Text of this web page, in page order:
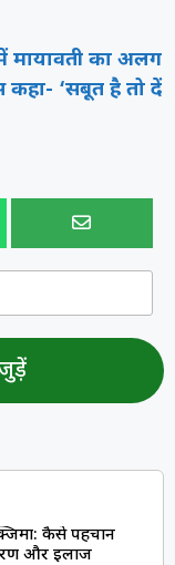
मायावती का अलग
‘सबूत है तो दें
कैसे पहचानें
और इलाज